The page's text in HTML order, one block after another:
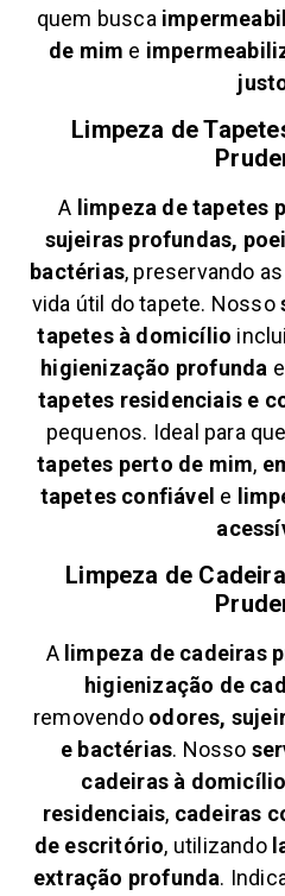
quem busca
de mim e
Limpeza de
A limpeza de tapetes
sujeiras profundas,
bactérias, preservando
vida útil do tapete. Nosso
tapetes à domicílio inclui
higienização profunda e
tapetes residenciais e
pequenos. Ideal para
tapetes perto de mim,
tapetes confiável e
Limpeza de
A limpeza de cadeiras
higienização de
removendoodores,
e bactérias. Nosso
cadeiras à domicílio
residenciais, cadeiras
de escritório, utilizando
extração profunda.